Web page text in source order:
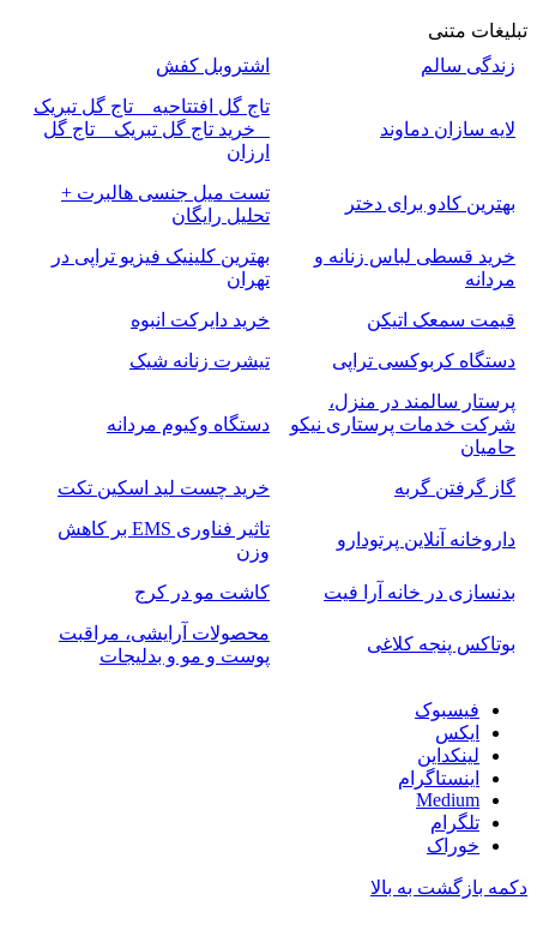
تبلیغات متنی
زندگی سالم
اشتروبل کفش
لایه سازان دماوند
تاج گل افتتاحیه _ تاج گل تبریک
_ خرید تاج گل تبریک _ تاج گل
ارزان
بهترین کادو برای دختر
تست میل جنسی هالبرت +
تحلیل رایگان
خرید قسطی لباس زنانه و
مردانه
بهترین کلینیک فیزیو تراپی در
تهران
قیمت سمعک اتیکن
خرید دایرکت انبوه
دستگاه کربوکسی تراپی
تیشرت زنانه شیک
پرستار سالمند در منزل،
شرکت خدمات پرستاری نیکو
حامیان
دستگاه وکیوم مردانه
گاز گرفتن گربه خرید چست لید اسکین تکت
داروخانه آنلاین پرتودارو
تاثیر فناوری EMS بر کاهش
وزن
بدنسازی در خانه آرا فیت
کاشت مو در کرج
بوتاکس پنجه کلاغی
محصولات آرایشی، مراقبت
پوست و مو و بدلیجات
فیسبوک
ایکس
لینکداین
اینستاگرام
Medium
تلگرام
خوراک
دکمه بازگشت به بالا